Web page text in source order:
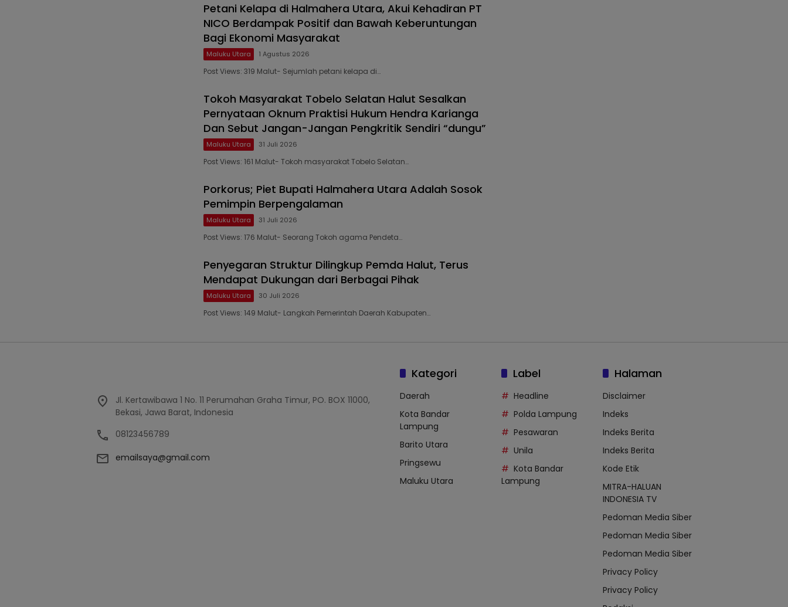
Petani Kelapa di Halmahera Utara, Akui Kehadiran PT
NICO Berdampak Positif dan Bawah Keberuntungan
Bagi Ekonomi Masyarakat
Maluku Utara 1 Agustus 2026
Post Views: 319 Malut- Sejumlah petani kelapa di…
Tokoh Masyarakat Tobelo Selatan Halut Sesalkan
Pernyataan Oknum Praktisi Hukum Hendra Karianga
Dan Sebut Jangan-Jangan Pengkritik Sendiri “dungu”
Maluku Utara 31 Juli 2026
Post Views: 161 Malut- Tokoh masyarakat Tobelo Selatan…
Porkorus; Piet Bupati Halmahera Utara Adalah Sosok
Pemimpin Berpengalaman
Maluku Utara 31 Juli 2026
Post Views: 176 Malut- Seorang Tokoh agama Pendeta…
Penyegaran Struktur Dilingkup Pemda Halut, Terus
Mendapat Dukungan dari Berbagai Pihak
Maluku Utara 30 Juli 2026
Post Views: 149 Malut- Langkah Pemerintah Daerah Kabupaten…
Jl. Kertawibawa 1 No. 11 Perumahan Graha Timur, PO. BOX 11000,
Bekasi, Jawa Barat, Indonesia
08123456789
emailsaya@gmail.com
Kategori
Daerah
Kota Bandar
Lampung
Barito Utara
Pringsewu
Maluku Utara
Label
Headline
Polda Lampung
Pesawaran
Unila
Kota Bandar
Lampung
Halaman
Disclaimer
Indeks
Indeks Berita
Indeks Berita
Kode Etik
MITRA-HALUAN
INDONESIA TV
Pedoman Media Siber
Pedoman Media Siber
Pedoman Media Siber
Privacy Policy
Privacy Policy